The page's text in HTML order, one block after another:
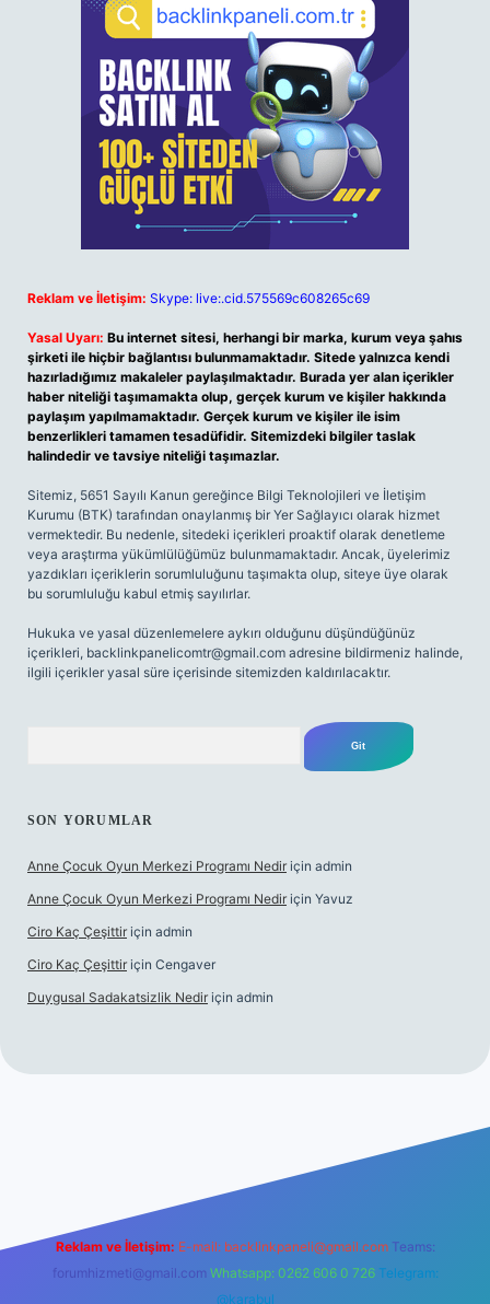
Reklam ve İletişim: Skype: live:.cid.575569c608265c69
Yasal Uyarı: Bu internet sitesi, herhangi bir marka, kurum veya şahıs
şirketi ile hiçbir bağlantısı bulunmamaktadır. Sitede yalnızca kendi
hazırladığımız makaleler paylaşılmaktadır. Burada yer alan içerikler
haber niteliği taşımamakta olup, gerçek kurum ve kişiler hakkında
paylaşım yapılmamaktadır. Gerçek kurum ve kişiler ile isim
benzerlikleri tamamen tesadüfidir. Sitemizdeki bilgiler taslak
halindedir ve tavsiye niteliği taşımazlar.
Sitemiz, 5651 Sayılı Kanun gereğince Bilgi Teknolojileri ve İletişim
Kurumu (BTK) tarafından onaylanmış bir Yer Sağlayıcı olarak hizmet
vermektedir. Bu nedenle, sitedeki içerikleri proaktif olarak denetleme
veya araştırma yükümlülüğümüz bulunmamaktadır. Ancak, üyelerimiz
yazdıkları içeriklerin sorumluluğunu taşımakta olup, siteye üye olarak
bu sorumluluğu kabul etmiş sayılırlar.
Hukuka ve yasal düzenlemelere aykırı olduğunu düşündüğünüz
içerikleri, backlinkpanelicomtr@gmail.com adresine bildirmeniz halinde,
ilgili içerikler yasal süre içerisinde sitemizden kaldırılacaktır.
SON YORUMLAR
Anne Çocuk Oyun Merkezi Programı Nedir için admin
Anne Çocuk Oyun Merkezi Programı Nedir için Yavuz
Ciro Kaç Çeşittir için admin
Ciro Kaç Çeşittir için Cengaver
Duygusal Sadakatsizlik Nedir için admin
elexbetgiris.org
Reklam ve İletişim: E-mail: backlinkpaneli@gmail.com Teams:
forumhizmeti@gmail.com Whatsapp: 0262 606 0 726 Telegram:
@karabul